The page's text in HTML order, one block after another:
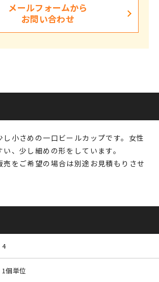
メールフォームから
お問い合わせ
し小さめの一口ビールカップです。女性
、少し細めの形をしています。
をご希望の場合は別途お見積もりさせ
4
1個単位